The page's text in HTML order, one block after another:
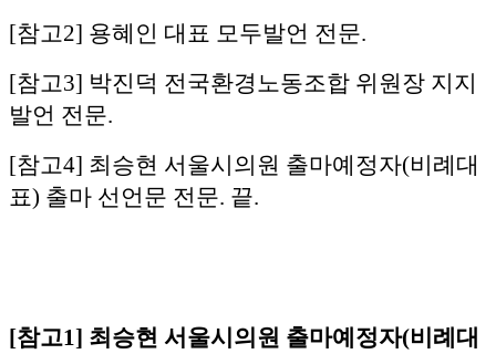
[참고2] 용혜인 대표 모두발언 전문.
[참고3] 박진덕 전국환경노동조합 위원장 지지
발언 전문.
[참고4] 최승현 서울시의원 출마예정자(비례대
표) 출마 선언문 전문. 끝.
[참고1] 최승현 서울시의원 출마예정자(비례대